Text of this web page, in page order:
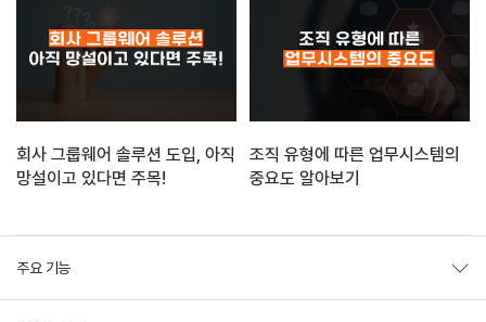
회사 그룹웨어 솔루션 도입, 아직
망설이고 있다면 주목!
조직 유형에 따른 업무시스템의
중요도 알아보기
주요 기능